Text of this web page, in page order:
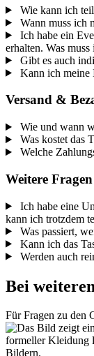
Wie kann ich
Wann muss ich
Ich habe ein
erhalten. Was muss
Gibt es auch
Kann ich meine
Versand &
Wie und wann
Was kostet das
Welche
Weitere Fragen
Ich habe eine
kann ich trotzdem
Was passiert,
Kann ich das
Werden auch
Bei
Für Fragen zu den